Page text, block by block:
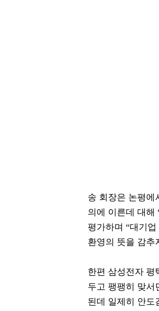
송 회장은 논평에
의에 이른데 대해
평가하며 “대기
환영의 뜻을 감추
한편 삼성전자 평
두고 팽팽히 맞서
된데 일제히 안도